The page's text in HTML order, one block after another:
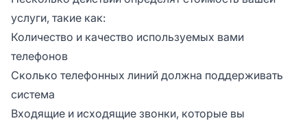
услуги, такие как:
Количество и качество используемых вами
телефонов
Сколько телефонных линий должна поддерживать
система
Входящие и исходящие звонки, которые вы